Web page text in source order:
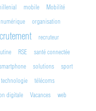
mobile
Mobilité
numérique
organisation
recruteur
RSE
santé connectée
solutions
sport
technologie
télécoms
digitale Vacances web